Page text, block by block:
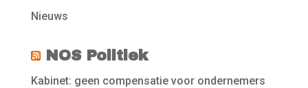
Nieuws
NOS Politiek
Kabinet: geen compensatie voor ondernemers